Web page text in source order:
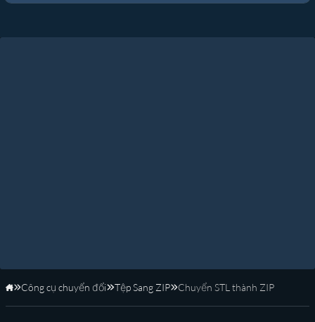
Trang Chủ
Công cụ chuyển đổi Tệp Sang ZIP Chuyển STL thành ZIP